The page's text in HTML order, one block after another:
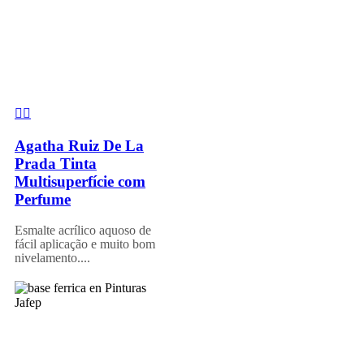
Agatha Ruiz De La
Prada Tinta
Multisuperfície com
Perfume
Esmalte acrílico aquoso de
fácil aplicação e muito bom
nivelamento....